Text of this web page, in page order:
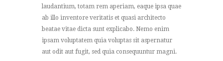
laudantium, totam rem aperiam, eaque ipsa quae
ab illo inventore veritatis et quasi architecto
beatae vitae dicta sunt explicabo. Nemo enim
ipsam voluptatem quia voluptas sit aspernatur
aut odit aut fugit, sed quia consequuntur magni.